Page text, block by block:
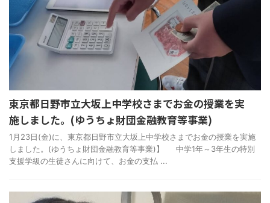
東京都日野市立大坂上中学校さまでお金の授業を実
施しました。(ゆうちょ財団金融教育等事業)
1月23日(金)に、東京都日野市立大坂上中学校さまでお金の授業を実施
しました。(ゆうちょ財団金融教育等事業)】 中学1年～3年生の特別
支援学級の生徒さんに向けて、お金の支払 ...